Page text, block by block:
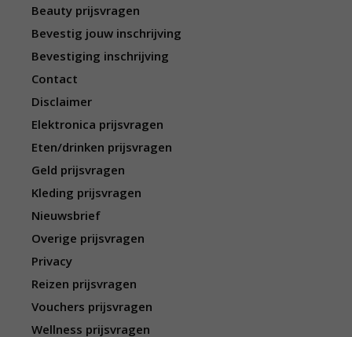
Beauty prijsvragen
Bevestig jouw inschrijving
Bevestiging inschrijving
Contact
Disclaimer
Elektronica prijsvragen
Eten/drinken prijsvragen
Geld prijsvragen
Kleding prijsvragen
Nieuwsbrief
Overige prijsvragen
Privacy
Reizen prijsvragen
Vouchers prijsvragen
Wellness prijsvragen